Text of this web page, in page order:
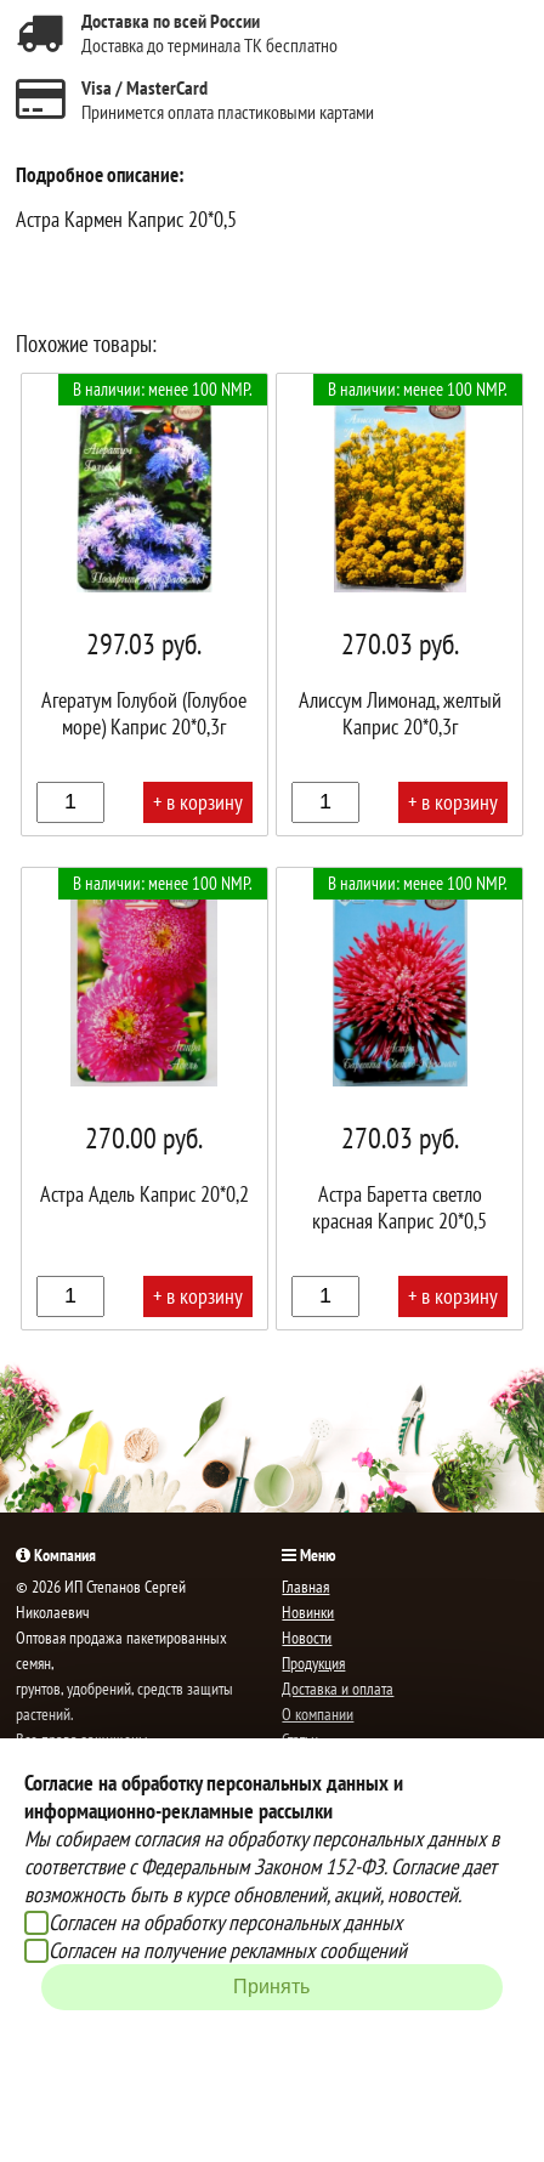
Доставка по всей России
Доставка до терминала ТК бесплатно
Visa / MasterCard
Принимется оплата пластиковыми картами
Подробное описание:
Астра Кармен Каприс 20*0,5
Похожие товары:
В наличии: менее 100 NMP.
297.03 руб.
Агератум Голубой (Голубое
море) Каприс 20*0,3г
+ в корзину
В наличии: менее 100 NMP.
270.03 руб.
Алиссум Лимонад, желтый
Каприс 20*0,3г
+ в корзину
В наличии: менее 100 NMP.
270.00 руб.
Астра Адель Каприс 20*0,2
+ в корзину
корзине!
В наличии: менее 100 NMP.
270.03 руб.
Астра Баретта светло
красная Каприс 20*0,5
+ в корзину
Согласие на обработку персональных данных и
информационно-рекламные рассылки
Мы собираем согласия на обработку персональных данных в
соответствие с Федеральным Законом 152-ФЗ. Согласие дает
возможность быть в курсе обновлений, акций, новостей.
Согласен на обработку персональных данных
Согласен на получение рекламных сообщений
Принять
Компания
© 2026 ИП Степанов Сергей
Николаевич
Oптовая продажа пакетированных
семян,
грунтов, удобрений, средств защиты
растений.
Все права защищены.
E-mail:mail@semenauspeha.ru
Телефон: +7 (8352) 28-80-34
Адрес: г. Чебоксары, пр. Мира 76 А
Меню
Главная
Новинки
Новости
Продукция
Доставка и оплата
О компании
Статьи
Способы оплаты
Вы можете оплатить покупки
наличными при получении товара,
либо выбрать другой способ оплаты
Инструкция по оплате банковской
Доставка
Наша компания осуществляет
бесплатную
доставку до терминалов транспортных
компаний.